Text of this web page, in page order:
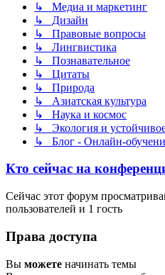
↳ Медиа и маркетинг
↳ Дизайн
↳ Правовые вопросы
↳ Лингвистика
↳ Познавательное
↳ Цитаты
↳ Природа
↳ Азиатская культура
↳ Наука и космос
↳ Экология и
↳ Блог - Онлайн-
Кто сейчас на
Сейчас этот форум
пользователей и 1 гость
Права доступа
Вы можете начинать темы